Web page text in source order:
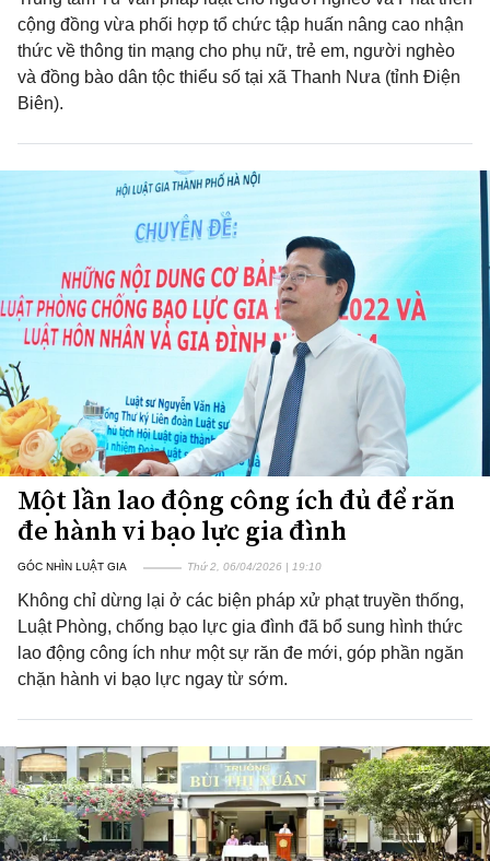
cộng đồng vừa phối hợp tổ chức tập huấn nâng cao nhận
thức về thông tin mạng cho phụ nữ, trẻ em, người nghèo
và đồng bào dân tộc thiểu số tại xã Thanh Nưa (tỉnh Điện
Biên).
Một lần lao động công ích đủ để răn
đe hành vi bạo lực gia đình
GÓC NHÌN LUẬT GIA Thứ 2, 06/04/2026 | 19:10
Không chỉ dừng lại ở các biện pháp xử phạt truyền thống,
Luật Phòng, chống bạo lực gia đình đã bổ sung hình thức
lao động công ích như một sự răn đe mới, góp phần ngăn
chặn hành vi bạo lực ngay từ sớm.